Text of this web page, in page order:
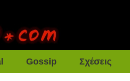
Gossip Σχέσεις